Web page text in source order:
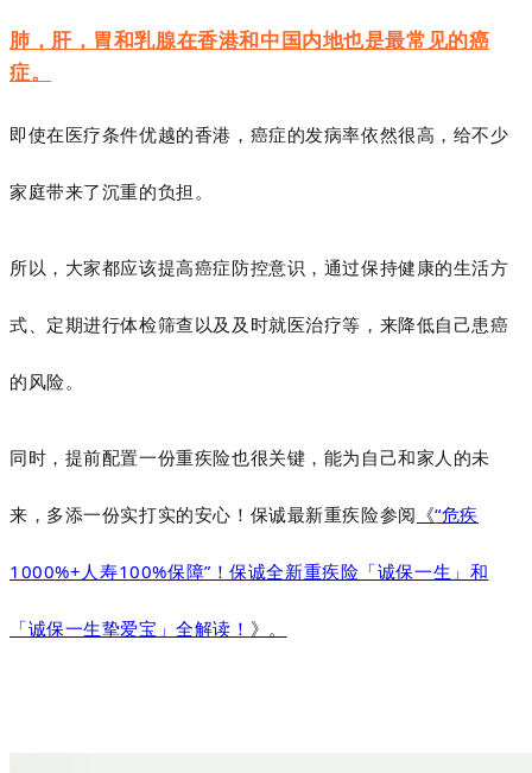
肺，肝，胃和乳腺在香港和中国内地也是最常见的癌
症。
即使在医疗条件优越的香港，癌症的发病率依然很高，给不少
家庭带来了沉重的负担。
所以，大家都应该提高癌症防控意识，通过保持健康的生活方
式、定期进行体检筛查以及及时就医治疗等，来降低自己患癌
的风险。
同时，提前配置一份重疾险也很关键，能为自己和家人的未
来，多添一份实打实的安心！保诚最新重疾险参阅 《“危疾
1000%+人寿100%保障”！保诚全新重疾险「诚保一生」和
「诚保一生挚爱宝」全解读！ 》。